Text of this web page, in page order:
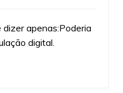
apenas:Poderia
digital.